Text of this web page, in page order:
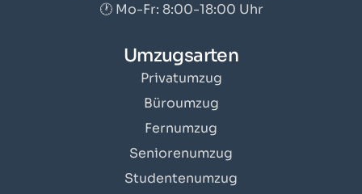
🕐 Mo-Fr: 8:00-18:00 Uhr
Umzugsarten
Privatumzug
Büroumzug
Fernumzug
Seniorenumzug
Studentenumzug